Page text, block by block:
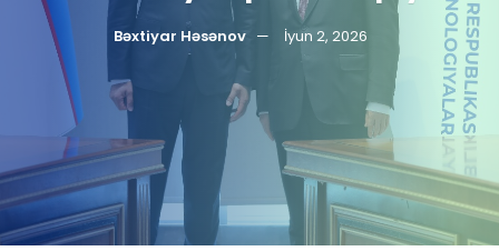
Bəxtiyar Həsənov İyun 2, 2026